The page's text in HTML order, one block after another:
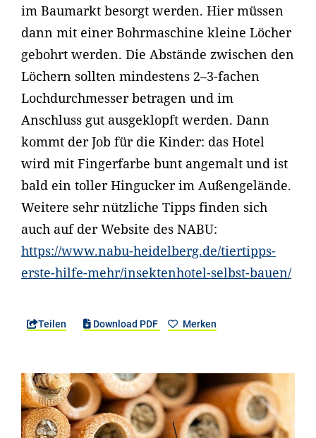
im Baumarkt besorgt werden. Hier müssen
dann mit einer Bohrmaschine kleine Löcher
gebohrt werden. Die Abstände zwischen den
Löchern sollten mindestens 2–3-fachen
Lochdurchmesser betragen und im
Anschluss gut ausgeklopft werden. Dann
kommt der Job für die Kinder: das Hotel
wird mit Fingerfarbe bunt angemalt und ist
bald ein toller Hingucker im Außengelände.
Weitere sehr nützliche Tipps finden sich
auch auf der Website des NABU:
https://www.nabu-heidelberg.de/tiertipps-
erste-hilfe-mehr/insektenhotel-selbst-bauen/
Teilen Download PDF Merken